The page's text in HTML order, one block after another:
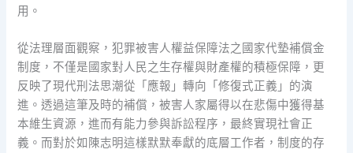
用。
從法理層面觀察，犯罪被害人權益保障法之國家代墊補償金
制度，不僅是國家對人民之生存權與財產權的積極保障，更
反映了現代刑法思潮從「應報」轉向「修復式正義」的演
進。透過這筆及時的補償，被害人家屬得以在悲傷中獲得基
本維生資源，進而有能力參與訴訟程序，最終實現社會正
義。而對於如陳志明這樣默默奉獻的底層工作者，制度的存